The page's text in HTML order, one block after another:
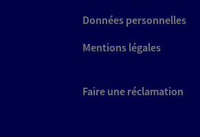
Données personnelles
Mentions légales
Faire une réclamation